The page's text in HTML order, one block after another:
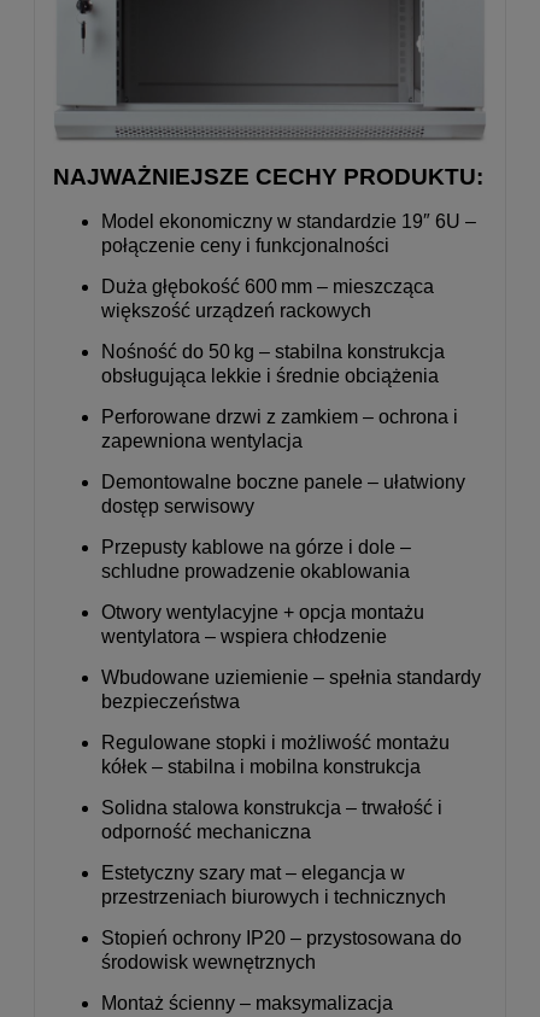
NAJWAŻNIEJSZE CECHY PRODUKTU:
Model ekonomiczny w standardzie 19″ 6U –
połączenie ceny i funkcjonalności
Duża głębokość 600 mm – mieszcząca
większość urządzeń rackowych
Nośność do 50 kg – stabilna konstrukcja
obsługująca lekkie i średnie obciążenia
Perforowane drzwi z zamkiem – ochrona i
zapewniona wentylacja
Demontowalne boczne panele – ułatwiony
dostęp serwisowy
Przepusty kablowe na górze i dole –
schludne prowadzenie okablowania
Otwory wentylacyjne + opcja montażu
wentylatora – wspiera chłodzenie
Wbudowane uziemienie – spełnia standardy
bezpieczeństwa
Regulowane stopki i możliwość montażu
kółek – stabilna i mobilna konstrukcja
Solidna stalowa konstrukcja – trwałość i
odporność mechaniczna
Estetyczny szary mat – elegancja w
przestrzeniach biurowych i technicznych
Stopień ochrony IP20 – przystosowana do
środowisk wewnętrznych
Montaż ścienny – maksymalizacja